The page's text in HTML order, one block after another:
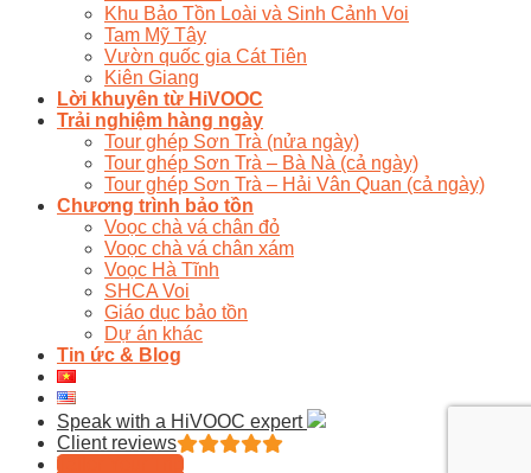
Khu Bảo Tồn Loài và Sinh Cảnh Voi
Tam Mỹ Tây
Vườn quốc gia Cát Tiên
Kiên Giang
Lời khuyên từ HiVOOC
Trải nghiệm hàng ngày
Tour ghép Sơn Trà (nửa ngày)
Tour ghép Sơn Trà – Bà Nà (cả ngày)
Tour ghép Sơn Trà – Hải Vân Quan (cả ngày)
Chương trình bảo tồn
Voọc chà vá chân đỏ
Voọc chà vá chân xám
Voọc Hà Tĩnh
SHCA Voi
Giáo dục bảo tồn
Dự án khác
Tin ức & Blog
Speak with a HiVOOC expert
Client reviews
Tailor Your Trip